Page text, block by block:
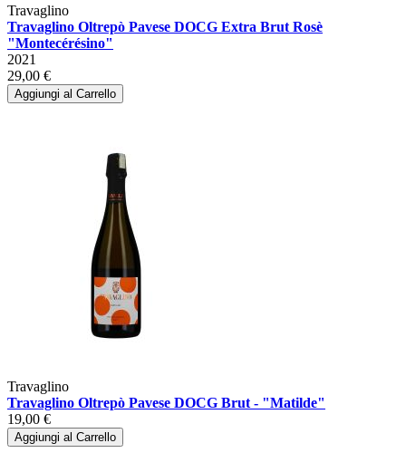
Travaglino
Travaglino Oltrepò Pavese DOCG Extra Brut Rosè
"Montecérésino"
2021
29,00 €
Aggiungi al Carrello
Travaglino
Travaglino Oltrepò Pavese DOCG Brut - "Matilde"
19,00 €
Aggiungi al Carrello